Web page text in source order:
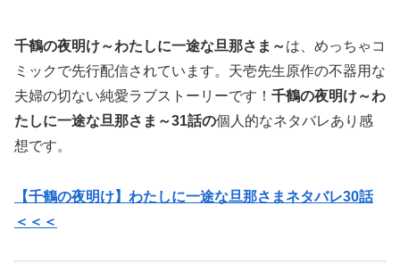
千鶴の夜明け～わたしに一途な旦那さま～は、めっちゃコ
ミックで先行配信されています。天壱先生原作の不器用な
夫婦の切ない純愛ラブストーリーです！ 千鶴の夜明け～わ
たしに一途な旦那さま～31話の個人的なネタバレあり感
想です。
【千鶴の夜明け】わたしに一途な旦那さまネタバレ30話
＜＜＜